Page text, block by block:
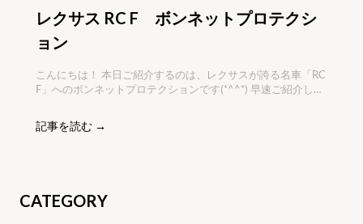
レクサス RC F ボンネットプロテクシ
ョン
こんにちは！ 本日ご紹介するのは、レクサスが誇る名車「RC
F」へのボンネットプロテクションです(*^^*) 早速ご紹介して
をしてある状態で乗られていましたが、飛び石によりプロテ
クションが裂けてしまったとのことで、ご相談いただきまし
記事を読む →
CATEGORY